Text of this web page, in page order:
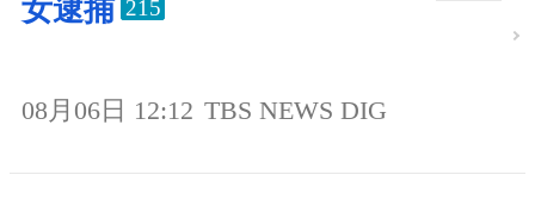
女逮捕 215
08月06日 12:12 TBS NEWS DIG